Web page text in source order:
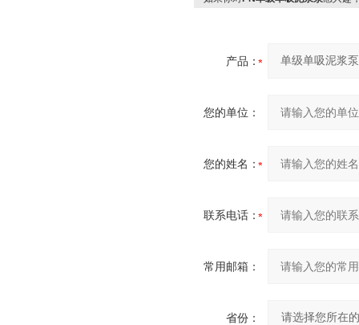
产品：
您的单位：
您的姓名：
联系电话：
常用邮箱：
省份：